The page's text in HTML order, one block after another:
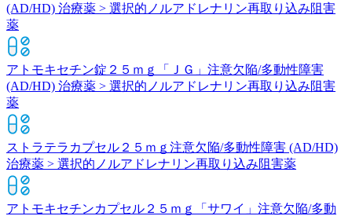
(AD/HD) 治療薬 > 選択的ノルアドレナリン再取り込み阻害
薬
アトモキセチン錠２５ｍｇ「ＪＧ」 注意欠陥/多動性障害
(AD/HD) 治療薬 > 選択的ノルアドレナリン再取り込み阻害
薬
ストラテラカプセル２５ｍｇ 注意欠陥/多動性障害 (AD/HD)
治療薬 > 選択的ノルアドレナリン再取り込み阻害薬
アトモキセチンカプセル２５ｍｇ「サワイ」 注意欠陥/多動